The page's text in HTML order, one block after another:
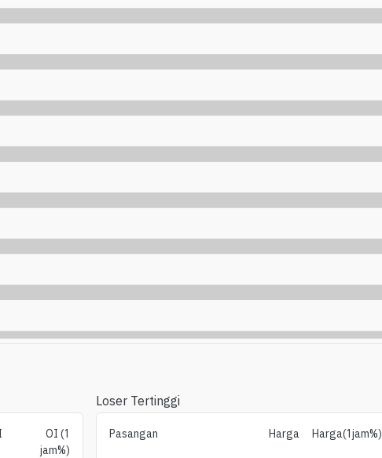
OI (1
jam%)
Loser Tertinggi
Pasangan Harga Harga(1jam%)